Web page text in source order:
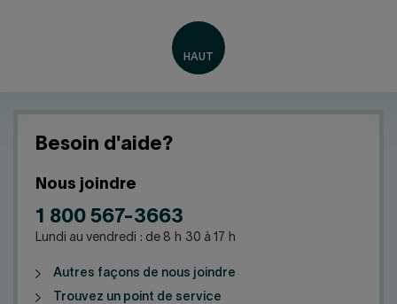
Besoin d'aide?
Nous joindre
1 800 567-3663
Lundi au vendredi : de 8 h 30 à 17 h
Autres façons de nous joindre
Trouvez un point de service